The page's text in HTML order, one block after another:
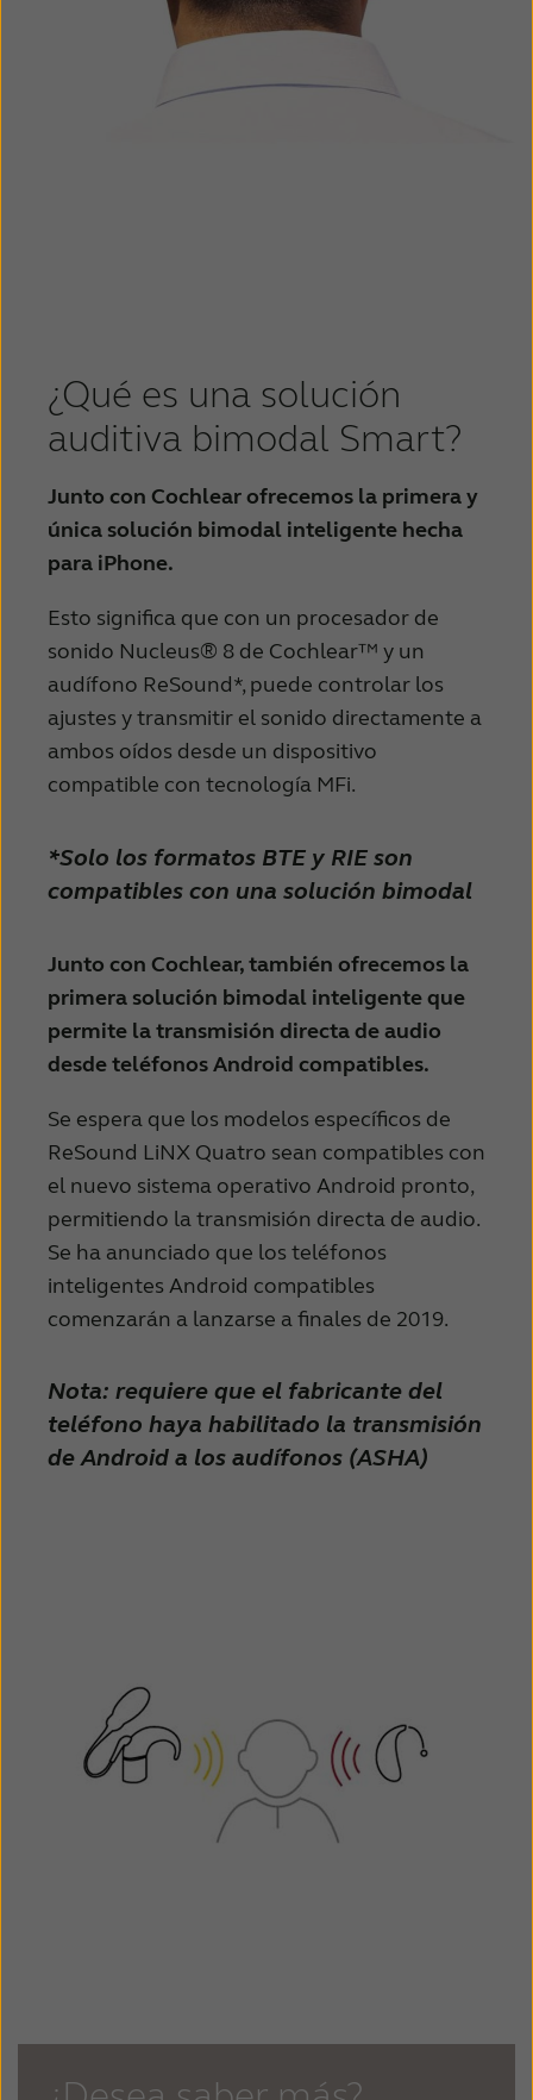
¿Qué es una solución
auditiva bimodal Smart?
Junto con Cochlear ofrecemos la primera y
única solución bimodal inteligente hecha
para iPhone.
Esto significa que con un procesador de
sonido Nucleus® 8 de Cochlear™ y un
audífono ReSound*, puede controlar los
ajustes y transmitir el sonido directamente a
ambos oídos desde un dispositivo
compatible con tecnología MFi.
*Solo los formatos BTE y RIE son
compatibles con una solución bimodal
Junto con Cochlear, también ofrecemos la
primera solución bimodal inteligente que
permite la transmisión directa de audio
desde teléfonos Android compatibles.
Se espera que los modelos específicos de
ReSound LiNX Quatro sean compatibles con
el nuevo sistema operativo Android pronto,
permitiendo la transmisión directa de audio.
Se ha anunciado que los teléfonos
inteligentes Android compatibles
comenzarán a lanzarse a finales de 2019.
Nota: requiere que el fabricante del
teléfono haya habilitado la transmisión
de Android a los audífonos (ASHA)